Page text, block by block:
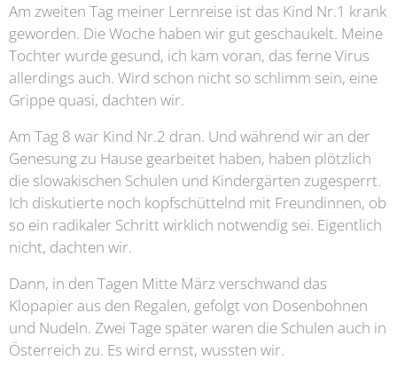
Am zweiten Tag meiner Lernreise ist das Kind Nr.1 krank
geworden. Die Woche haben wir gut geschaukelt. Meine
Tochter wurde gesund, ich kam voran, das ferne Virus
allerdings auch. Wird schon nicht so schlimm sein, eine
Grippe quasi, dachten wir.
Am Tag 8 war Kind Nr.2 dran. Und während wir an der
Genesung zu Hause gearbeitet haben, haben plötzlich
die slowakischen Schulen und Kindergärten zugesperrt.
Ich diskutierte noch kopfschüttelnd mit Freundinnen, ob
so ein radikaler Schritt wirklich notwendig sei. Eigentlich
nicht, dachten wir.
Dann, in den Tagen Mitte März verschwand das
Klopapier aus den Regalen, gefolgt von Dosenbohnen
und Nudeln. Zwei Tage später waren die Schulen auch in
Österreich zu. Es wird ernst, wussten wir.